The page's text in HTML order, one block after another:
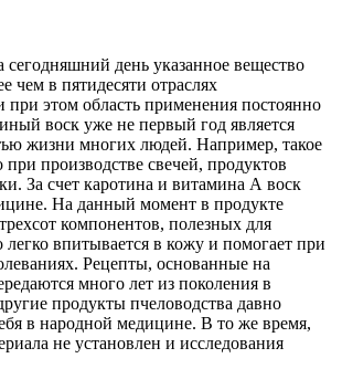
день указанное вещество
чем в пятидесяти отраслях
этом область применения постоянно
воск уже не первый год является
жизни многих людей. Например, такое
при производстве свечей, продуктов
За счет каротина и витамина А воск
На данный момент в продукте
компонентов, полезных для
легко впитывается в кожу и помогает при
Рецепты, основанные на
много лет из поколения в
продукты пчеловодства давно
в народной медицине. В то же время,
не установлен и исследования